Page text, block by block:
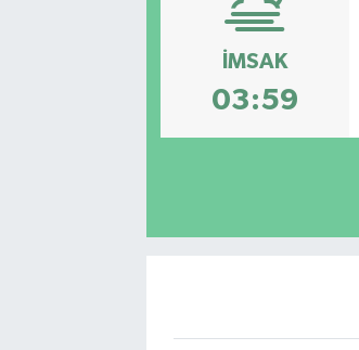
İMSAK
03:59